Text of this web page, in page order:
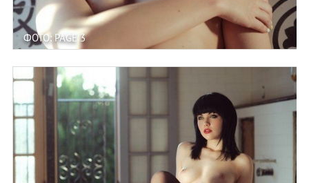
ФОТО: PAGE 3